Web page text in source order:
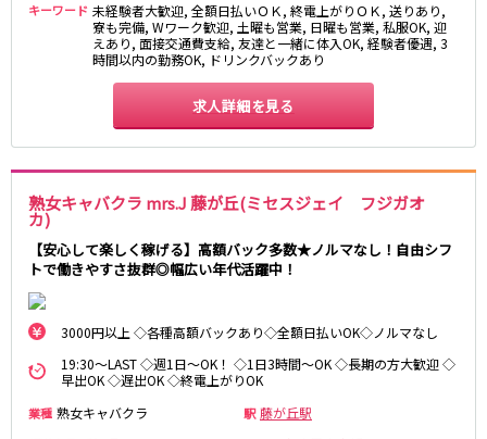
キーワード 未経験者大歓迎, 全額日払いＯＫ, 終電上がりＯＫ, 送りあり,
寮も完備, Wワーク歓迎, 土曜も営業, 日曜も営業, 私服OK, 迎
えあり, 面接交通費支給, 友達と一緒に体入OK, 経験者優遇, 3
時間以内の勤務OK, ドリンクバックあり
求人詳細を見る
熟女キャバクラ mrs.J 藤が丘(ミセスジェイ フジガオ
カ)
【安心して楽しく稼げる】高額バック多数★ノルマなし！自由シフ
トで働きやすさ抜群◎幅広い年代活躍中！
3000円以上 ◇各種高額バックあり◇全額日払いOK◇ノルマなし
19:30～LAST ◇週1日～OK！ ◇1日3時間～OK ◇長期の方大歓迎 ◇
早出OK ◇遅出OK ◇終電上がりOK
業種 熟女キャバクラ 駅 藤が丘駅